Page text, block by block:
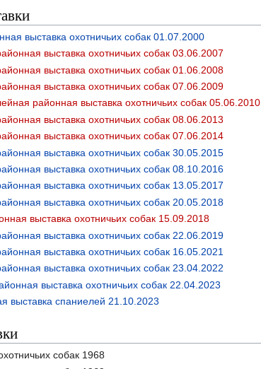
выставка охотничьих собак 01.07.2000
выставка охотничьих собак 03.06.2007
выставка охотничьих собак 01.06.2008
выставка охотничьих собак 07.06.2009
районная выставка охотничьих собак 05.06.2010
выставка охотничьих собак 08.06.2013
выставка охотничьих собак 07.06.2014
выставка охотничьих собак 30.05.2015
выставка охотничьих собак 08.10.2016
выставка охотничьих собак 13.05.2017
выставка охотничьих собак 20.05.2018
выставка охотничьих собак 15.09.2018
выставка охотничьих собак 22.06.2019
выставка охотничьих собак 16.05.2021
выставка охотничьих собак 23.04.2022
выставка охотничьих собак 22.04.2023
выставка спаниелей 21.10.2023